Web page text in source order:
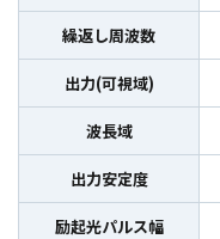
繰返し周波数
出力(可視域)
波長域
出力安定度
励起光パルス幅